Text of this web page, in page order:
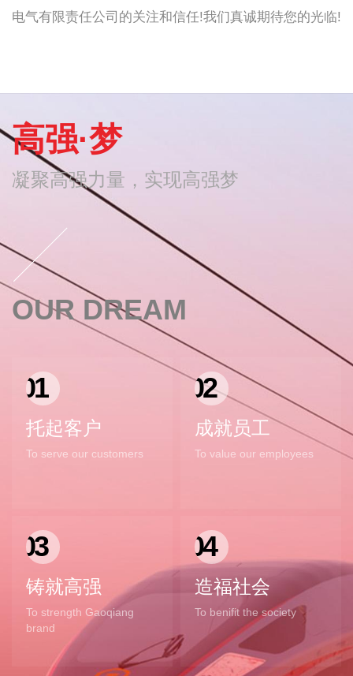
电气有限责任公司的关注和信任!我们真诚期待您的光临!
高强·梦
凝聚高强力量，实现高强梦
OUR DREAM
01
托起客户
To serve our customers
02
成就员工
To value our employees
03
铸就高强
To strength Gaoqiang
brand
04
造福社会
To benifit the society